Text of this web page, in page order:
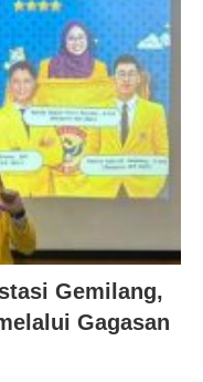
Gemilang,
Gagasan